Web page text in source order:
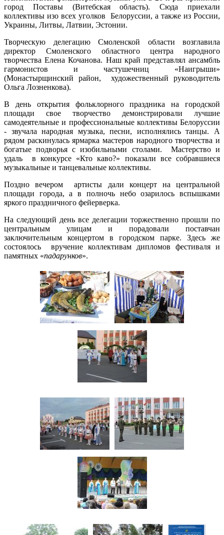
город Поставы (Витебская область). Сюда приехали
коллективы изо всех уголков Белоруссии, а также из России,
Украины, Литвы, Латвии, Эстонии.
Творческую делегацию Смоленской области возглавила
директор Смоленского областного центра народного
творчества Елена Кочанова. Наш край представлял ансамбль
гармонистов и частушечниц «Наигрыши»
(Монастырщинский район, художественный руководитель
Ольга Лозненкова).
В день открытия фольклорного праздника на городской
площади свое творчество демонстрировали лучшие
самодеятельные и профессиональные коллективы Белоруссии
- звучала народная музыка, песни, исполнялись танцы. А
рядом раскинулась ярмарка мастеров народного творчества и
богатые подворья с изобильными столами. Мастерство и
удаль в конкурсе «Кто каво?» показали все собравшиеся
музыкальные и танцевальные коллективы.
Поздно вечером артисты дали концерт на центральной
площади города, а в полночь небо озарилось вспышками
яркого праздничного фейерверка.
На следующий день все делегации торжественно прошли по
центральным улицам и порадовали поставчан
заключительным концертом в городском парке. Здесь же
состоялось вручение коллективам дипломов фестиваля и
памятных «падарунков».